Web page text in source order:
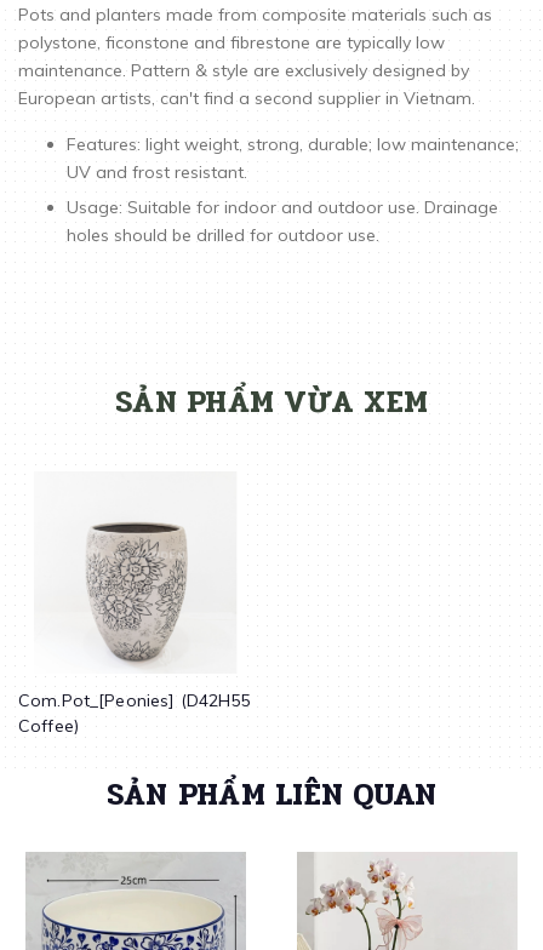
Pots and planters made from composite materials such as
polystone, ficonstone and fibrestone are typically low
maintenance. Pattern & style are exclusively designed by
European artists, can't find a second supplier in Vietnam.
Features: light weight, strong, durable; low maintenance;
UV and frost resistant.
Usage: Suitable for indoor and outdoor use. Drainage
holes should be drilled for outdoor use.
SẢN PHẨM VỪA XEM
Com.Pot_[Peonies] (D42H55
Coffee)
SẢN PHẨM LIÊN QUAN